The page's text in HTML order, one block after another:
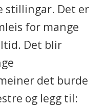
stillingar. Det er
for mange
Det blir
det burde
og legg til: